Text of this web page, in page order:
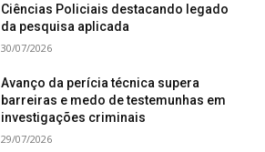
Ciências Policiais destacando legado
da pesquisa aplicada
30/07/2026
Avanço da perícia técnica supera
barreiras e medo de testemunhas em
investigações criminais
29/07/2026